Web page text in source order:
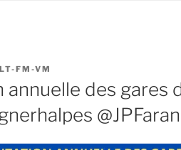
LT-FM-VM
annuelle des gares